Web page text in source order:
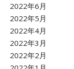
2022年6月
2022年5月
2022年4月
2022年3月
2022年2月